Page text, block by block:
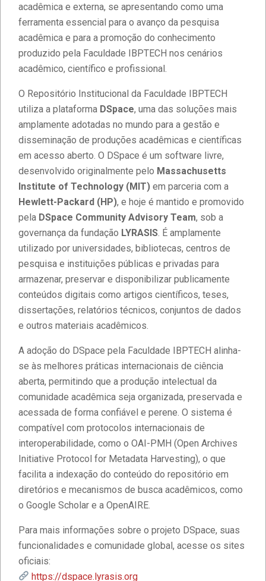
acadêmica e externa, se apresentando como uma
ferramenta essencial para o avanço da pesquisa
acadêmica e para a promoção do conhecimento
produzido pela Faculdade IBPTECH nos cenários
acadêmico, científico e profissional.
O Repositório Institucional da Faculdade IBPTECH
utiliza a plataforma DSpace, uma das soluções mais
amplamente adotadas no mundo para a gestão e
disseminação de produções acadêmicas e científicas
em acesso aberto. O DSpace é um software livre,
desenvolvido originalmente pelo Massachusetts
Institute of Technology (MIT) em parceria com a
Hewlett-Packard (HP), e hoje é mantido e promovido
pela DSpace Community Advisory Team, sob a
governança da fundação LYRASIS . É amplamente
utilizado por universidades, bibliotecas, centros de
pesquisa e instituições públicas e privadas para
armazenar, preservar e disponibilizar publicamente
conteúdos digitais como artigos científicos, teses,
dissertações, relatórios técnicos, conjuntos de dados
e outros materiais acadêmicos.
A adoção do DSpace pela Faculdade IBPTECH alinha-
se às melhores práticas internacionais de ciência
aberta, permitindo que a produção intelectual da
comunidade acadêmica seja organizada, preservada e
acessada de forma confiável e perene. O sistema é
compatível com protocolos internacionais de
interoperabilidade, como o OAI-PMH (Open Archives
Initiative Protocol for Metadata Harvesting), o que
facilita a indexação do conteúdo do repositório em
diretórios e mecanismos de busca acadêmicos, como
o Google Scholar e a OpenAIRE.
Para mais informações sobre o projeto DSpace, suas
funcionalidades e comunidade global, acesse os sites
oficiais:
https://dspace.lyrasis.org